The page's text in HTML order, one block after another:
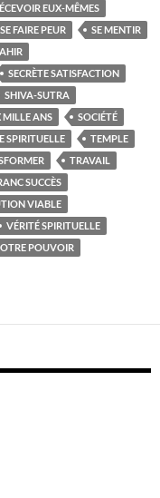
EUX-MÊMES
SE FAIRE PEUR
SE MENTIR
SECRÈTE SATISFACTION
SHIVA-SUTRA
MILLE ANS
SOCIÉTÉ
SPIRITUELLE
TEMPLE
TRAVAIL
SUCCÈS
VIABLE
VÉRITÉ SPIRITUELLE
POUVOIR